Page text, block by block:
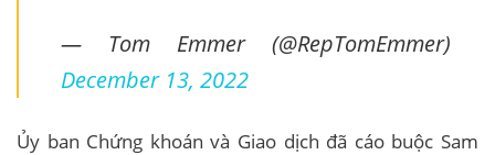
— Tom Emmer (@RepTomEmmer)
December 13, 2022
Ủy ban Chứng khoán và Giao dịch đã cáo buộc Sam